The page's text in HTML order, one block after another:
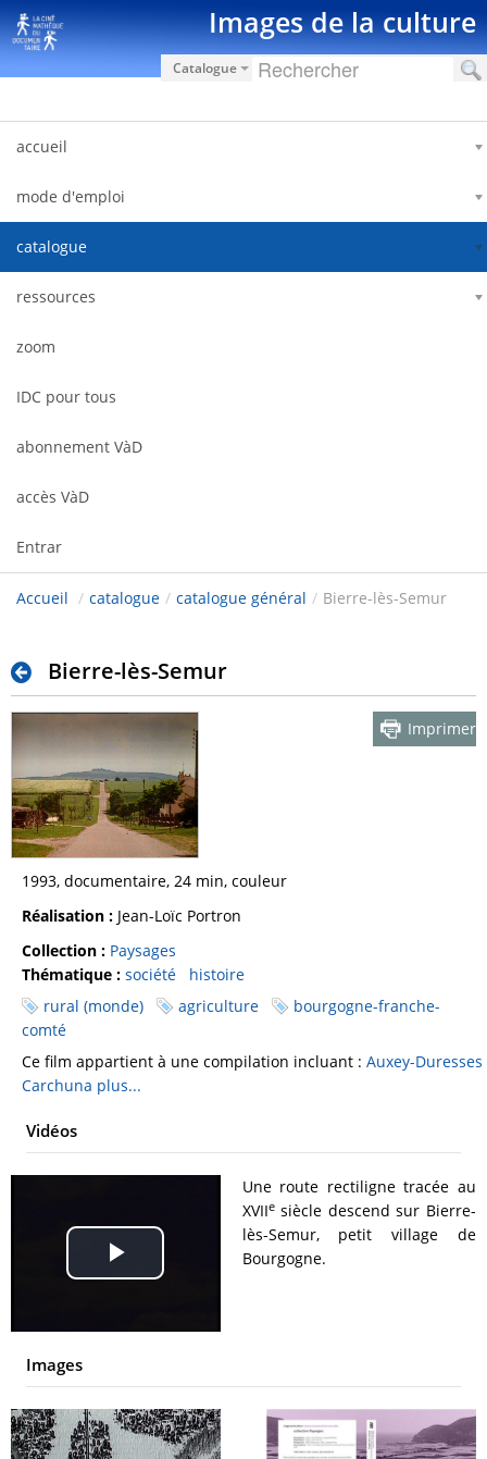
Pular para o conteúdo Images de la culture
Catalogue
accueil
mode d'emploi
catalogue
ressources
zoom
IDC pour tous
abonnement VàD
accès VàD
Entrar
Accueil / catalogue / catalogue général / Bierre-lès-Semur
Bierre-lès-Semur
Imprimer
1993, documentaire, 24 min, couleur
Réalisation : Jean-Loïc Portron
Collection : Paysages
Thématique : société
histoire
rural (monde)
agriculture
bourgogne-franche-
comté
Ce film appartient à une compilation incluant : Auxey-Duresses
Carchuna plus...
Vidéos
Play
Video
Une route rectiligne tracée au
XVIIesiècle descend sur Bierre-
lès-Semur, petit village de
Bourgogne.
Images